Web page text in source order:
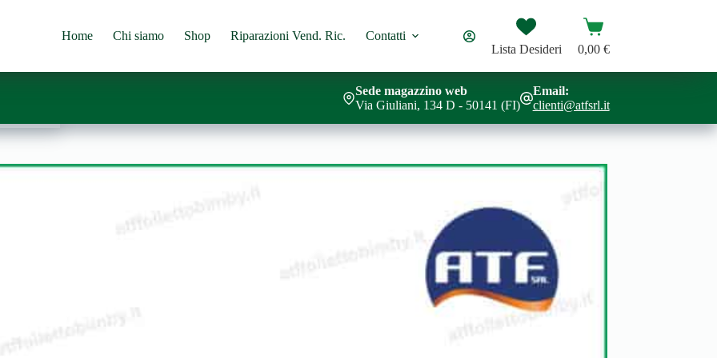
Home Chi siamo Shop Riparazioni Vend. Ric.
Contatti
Lista Desideri
Carrello
0,00 €
Sede magazzino web
Via Giuliani, 134 D - 50141 (FI)
Email:
clienti@atfsrl.it